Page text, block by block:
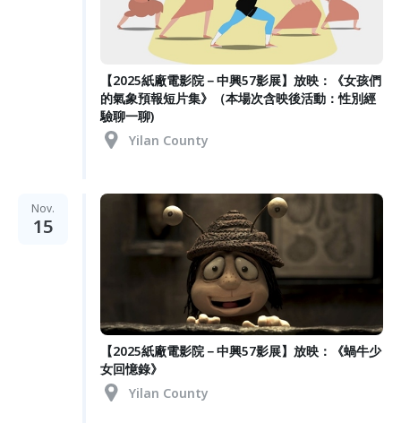
【2025紙廠電影院－中興57影展】放映：《女孩們
的氣象預報短片集》（本場次含映後活動：性別經
驗聊一聊)
Yilan County
Nov.
15
【2025紙廠電影院－中興57影展】放映：《蝸牛少
女回憶錄》
Yilan County